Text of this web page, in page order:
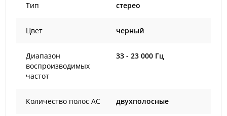
Тип стерео
Цвет черный
Диапазон
воспроизводимых
частот
33 - 23 000 Гц
Количество полос AC двухполосные